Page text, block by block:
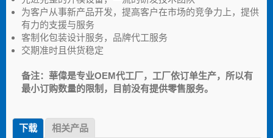
为客户从事新产品开发，提高客户在市场的竞争力上，提供
有力的支援与服务
客制化包装设计服务，品牌代工服务
交期准时且供货稳定
备注：華偉是专业OEM代工厂，工厂依订单生产，所以有
最小订购数量的限制，目前没有提供零售服务。
下载 相关产品